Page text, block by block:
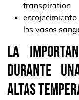
transpiration
los vasos
La
durante
altas